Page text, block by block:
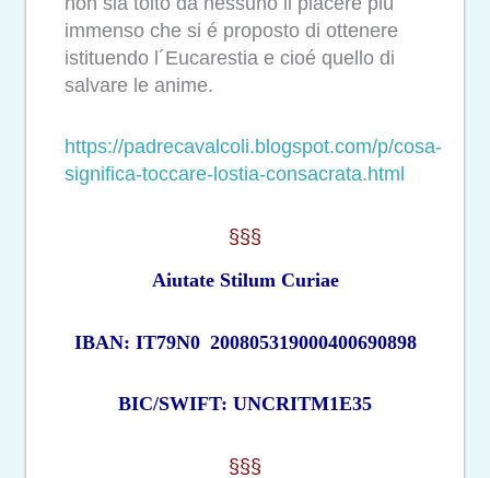
immenso che si é proposto di ottenere
istituendo l´Eucarestia e cioé quello di
salvare le anime.
https://padrecavalcoli.blogspot.com/p/cosa-
significa-toccare-lostia-consacrata.html
§§§
Aiutate Stilum Curiae
IBAN: IT79N0 200805319000400690898
BIC/SWIFT: UNCRITM1E35
§§§